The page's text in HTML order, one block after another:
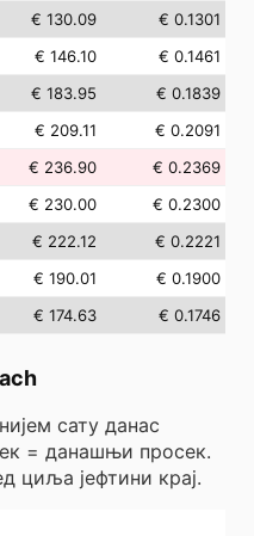
€ 130.09
€ 0.1301
€ 146.10
€ 0.1461
€ 183.95
€ 0.1839
€ 209.11
€ 0.2091
€ 236.90
€ 0.2369
€ 230.00
€ 0.2300
€ 222.12
€ 0.2221
€ 190.01
€ 0.1900
€ 174.63 € 0.1746
сату данас
= данашњи просек.
циља јефтини крај.